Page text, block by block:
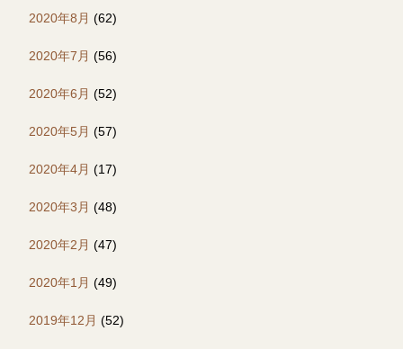
2020年8月 (62)
2020年7月 (56)
2020年6月 (52)
2020年5月 (57)
2020年4月 (17)
2020年3月 (48)
2020年2月 (47)
2020年1月 (49)
2019年12月 (52)